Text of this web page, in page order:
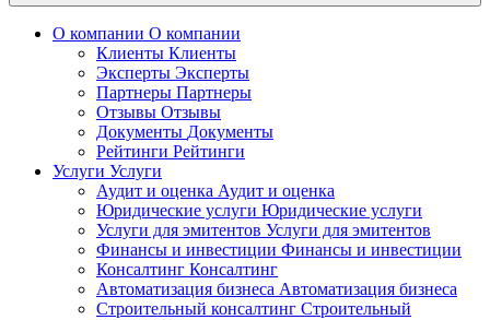
О компании О компании
Клиенты Клиенты
Эксперты Эксперты
Партнеры Партнеры
Отзывы Отзывы
Документы Документы
Рейтинги Рейтинги
Услуги Услуги
Аудит и оценка Аудит и оценка
Юридические услуги Юридические услуги
Услуги для эмитентов Услуги для эмитентов
Финансы и инвестиции Финансы и инвестиции
Консалтинг Консалтинг
Автоматизация бизнеса Автоматизация бизнеса
Строительный консалтинг Строительный